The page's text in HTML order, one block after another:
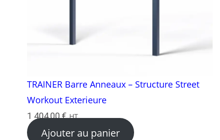
TRAINER Barre Anneaux – Structure Street
Workout Exterieure
1 404,00€ HT
Ajouter au panier